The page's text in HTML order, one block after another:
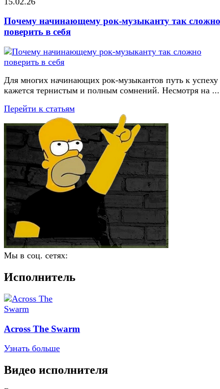
Почему начинающему рок-музыканту так сложно
поверить в себя
Для многих начинающих рок-музыкантов путь к успеху
кажется тернистым и полным сомнений. Несмотря на ...
Перейти к статьям
Мы в соц. сетях:
Исполнитель
Across The Swarm
Узнать больше
Видео исполнителя